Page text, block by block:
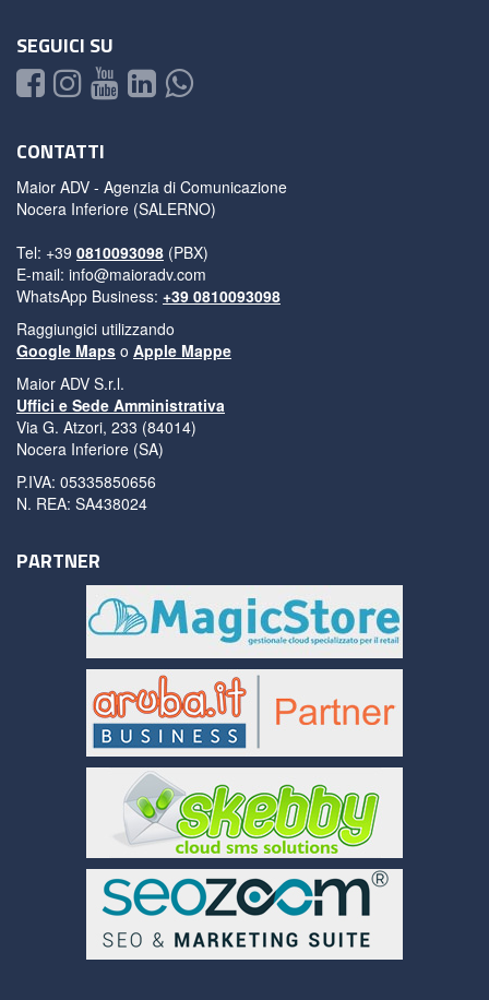
SEGUICI SU
CONTATTI
Maior ADV - Agenzia di Comunicazione
Nocera Inferiore (SALERNO)
Tel: +39 0810093098 (PBX)
E-mail: info@maioradv.com
WhatsApp Business: +39 0810093098
Raggiungici utilizzando
Google Maps o Apple Mappe
Maior ADV S.r.l.
Uffici e Sede Amministrativa
Via G. Atzori, 233 (84014)
Nocera Inferiore (SA)
P.IVA: 05335850656
N. REA: SA438024
PARTNER